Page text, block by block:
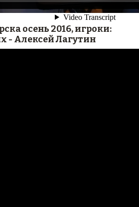
осень 2016, игроки:
- Алексей Лагутин